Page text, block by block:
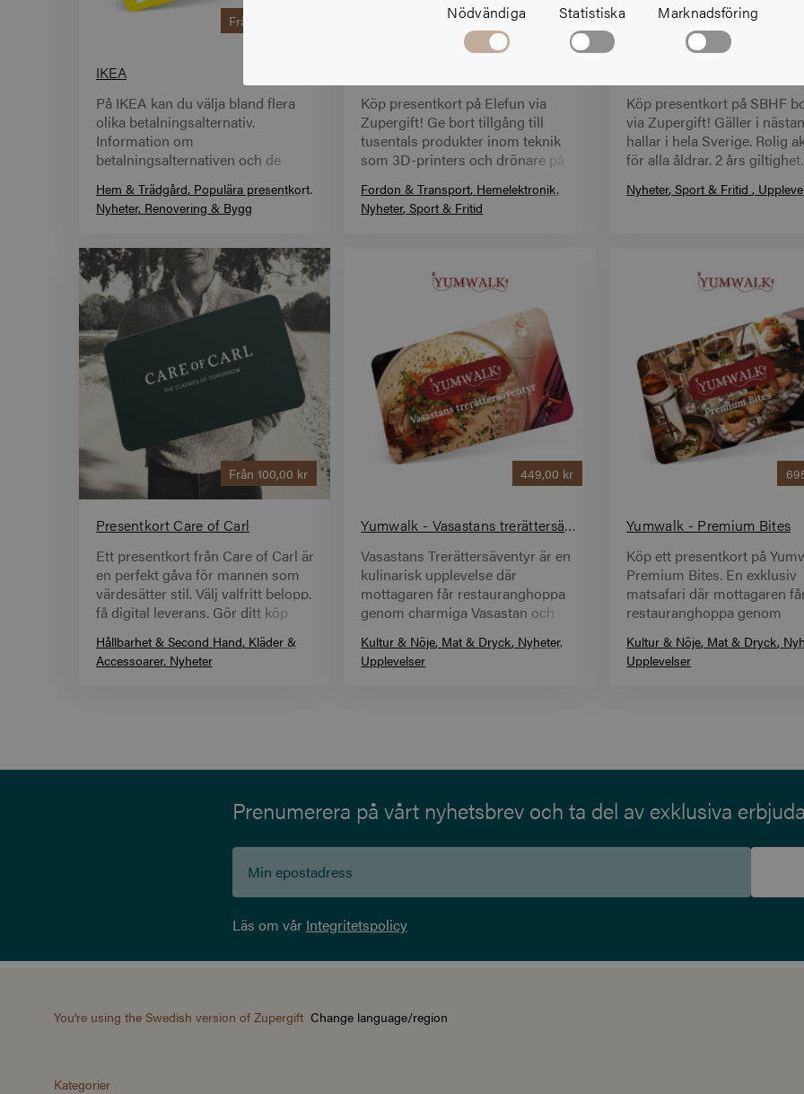
Nödvändiga Statistiska Marknadsföring
Från
IKEA
På IKEA kan du välja bland flera
olika betalningsalternativ.
Information om
betalningsalternativen och de
som gäller framgår innan du
genomför ditt köp och på IKEA.se,
Betalningsalternativ.
Hem & Trädgård Populära presentkort
Nyheter Renovering & Bygg
Från 100,00 kr
Köp presentkort på Elefun via
Zupergift! Ge bort tillgång till
tusentals produkter inom teknik
som 3D-printers och drönare på
din mejl→
Fordon & Transport Hemelektronik
Nyheter Sport & Fritid
Köp presentkort på SBHF
via Zupergift! Gäller i
hallar i hela Sverige. Rolig
för alla åldrar. 2 års giltighet.
Nyheter Sport & Fritid
Från 100,00 kr
Presentkort Care of Carl
Ett presentkort från Care of Carl är
en perfekt gåva för mannen som
värdesätter stil. Välj valfritt belopp,
få digital leverans. Gör ditt köp
Hållbarhet & Second Hand Kläder &
Accessoarer Nyheter
449,00 kr
Yumwalk - Vasastans trerättersäventyr
Vasastans Trerättersäventyr är en
kulinarisk upplevelse där
mottagaren får restauranghoppa
genom charmiga Vasastan och
Kultur & Nöje Mat & Dryck Nyheter
Upplevelser
Yumwalk - Premium Bites
Köp ett presentkort på
Premium Bites. En exklusiv
matsafari där mottagaren
restauranghoppa genom
femrättersmiddag på tre
premium restauranger under
Kultur & Nöje Mat & Dryck
Upplevelser
Prenumerera på vårt nyhetsbrev och ta del av exklusiva
Läs om vår Integritetspolicy
You're using the Swedish version of Zupergift Change language/region
Kategorier